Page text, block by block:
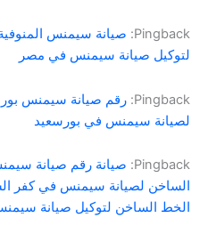
Pingback:
لتوكيل صيانة سيمنس في مصر
Pingback:
لصيانة سيمنس في بورسعيد
Pingback:
الخط الساخن لتوكيل صيانة